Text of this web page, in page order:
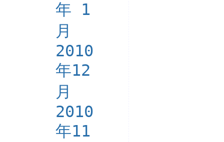
年 1
月
2010
年12
月
2010
年11